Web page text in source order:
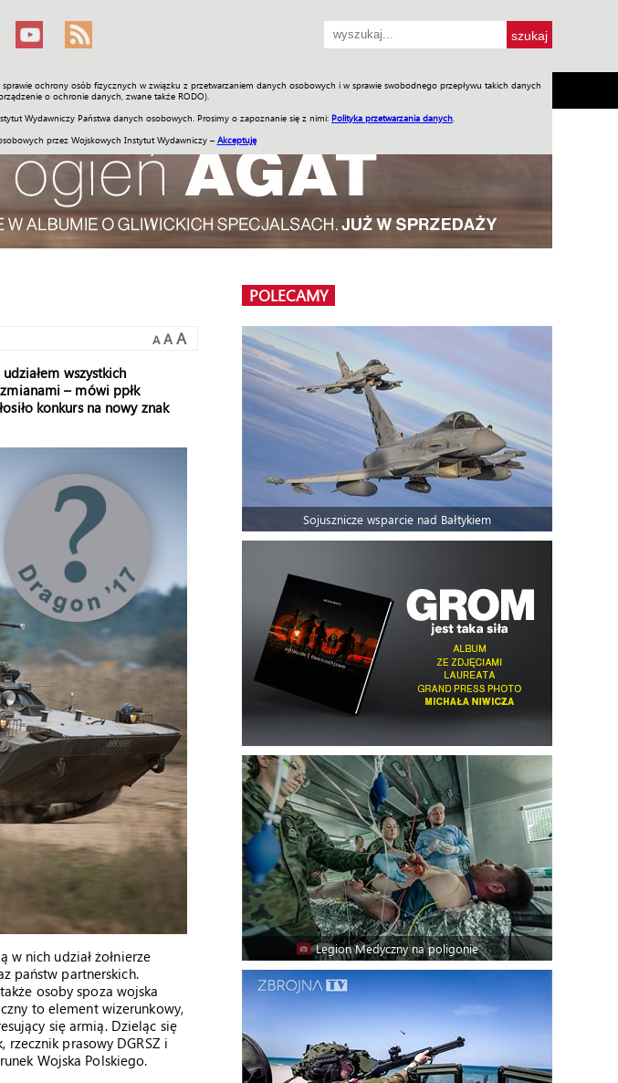
ochrony osób fizycznych w związku z przetwarzaniem danych osobowych i w sprawie swobodnego przepływu takich danych
o ochronie danych, zwane także RODO).
Wydawniczy Państwa danych osobowych. Prosimy o zapoznanie się z nimi: Polityka przetwarzania danych
przez Wojskowych Instytut Wydawniczy – Akceptuję
Galerie Wideo ENGLISH SKLEP Jednodniówki Praca w WIW
A A A
wszystkich
– mówi ppłk
konkurs na nowy znak
w nich udział żołnierze
państw partnerskich.
osoby spoza wojska
to element wizerunkowy,
się armią. Dzieląc się
rzecznik prasowy DGRSZ i
Wojska Polskiego.
POLECAMY
Sojusznicze wsparcie nad Bałtykiem
Legion Medyczny na poligonie